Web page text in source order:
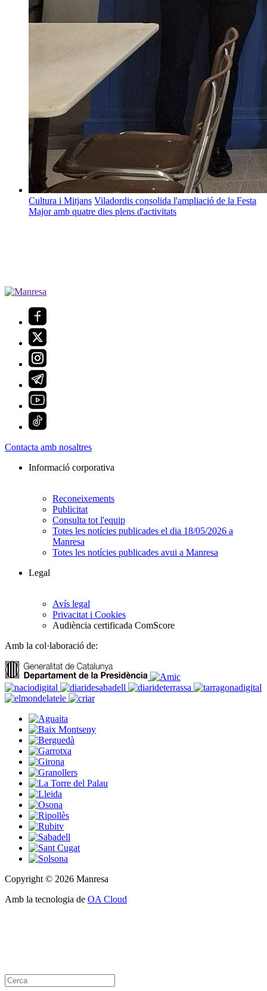
Cultura i Mitjans Viladordis consolida l'ampliació de la Festa
Major amb quatre dies plens d'activitats
Contacta amb nosaltres
Informació corporativa
Reconeixements
Publicitat
Consulta tot l'equip
Totes les notícies publicades el dia 18/05/2026 a
Manresa
Totes les notícies publicades avui a Manresa
Legal
Avís legal
Privacitat i Cookies
Audiència certificada ComScore
Amb la col·laboració de:
Copyright © 2026 Manresa
Amb la tecnologia de OA Cloud